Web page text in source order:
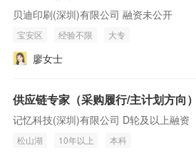
贝迪印刷(深圳)有限公司 融资未公开
宝安区 经验不限 大专
廖女士
记忆科技(深圳)有限公司 D轮及以上融资
松山湖 10年以上 本科